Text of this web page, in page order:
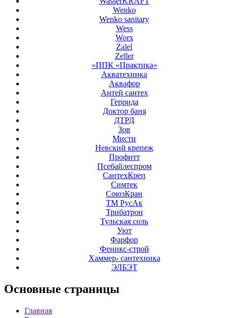
Wenko
Wenko sanitary
Wess
Worx
Zalel
Zeller
«ППК «Практика»
Акватехника
Аквафор
Антей сантех
Геррида
Доктор баня
ДТРД
Зов
Мисти
Невский крепеж
Профитт
Псебайлеспром
СантехКреп
Симтек
СоюзКран
ТМ РусАк
Трибатрон
Тульская соль
Уют
Фарфор
Феникс-строй
Хаммер- сантехника
ЭЛБЭТ
Основные страницы
Главная